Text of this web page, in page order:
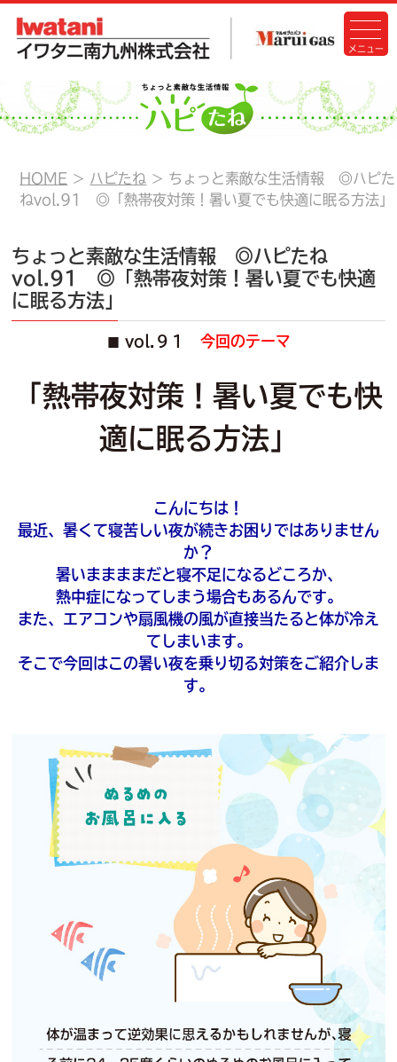
HOME ハピたね
ちょっと素敵な生活情報 ◎ハピた
ねvol.91 ◎「熱帯夜対策！暑い夏でも快適に眠る方法」
ちょっと素敵な生活情報 ◎ハピたね
vol.91 ◎「熱帯夜対策！暑い夏でも快適
に眠る方法」
vol.９１ 今回のテーマ
「熱帯夜対策！暑い夏でも快
適に眠る方法」
こんにちは！
最近、暑くて寝苦しい夜が続きお困りではありません
か？
暑いままままだと寝不足になるどころか、
熱中症になってしまう場合もあるんです。
また、エアコンや扇風機の風が直接当たると体が冷え
てしまいます。
そこで今回はこの暑い夜を乗り切る対策をご紹介しま
す。